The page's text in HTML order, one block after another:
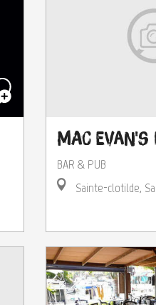
Mac Evan's
BAR & PUB
Sainte-clotilde,